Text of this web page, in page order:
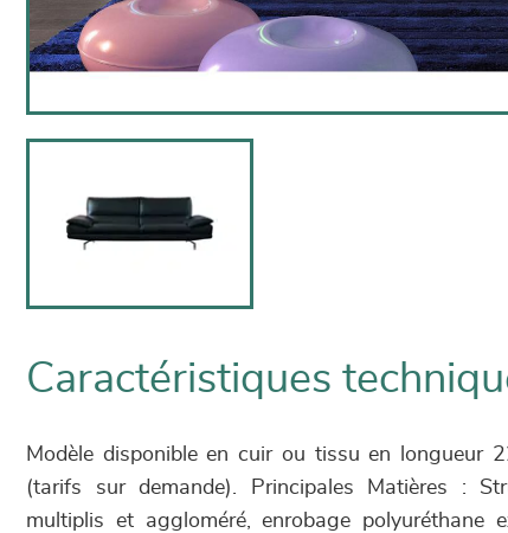
Caractéristiques
Modèle disponible en cuir ou tissu en longueur
(tarifs sur demande). Principales Matières :
multiplis et aggloméré, enrobage polyuréthane